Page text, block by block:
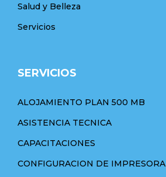
Salud y Belleza
Servicios
SERVICIOS
ALOJAMIENTO PLAN 500 MB
ASISTENCIA TECNICA
CAPACITACIONES
CONFIGURACION DE IMPRESORA